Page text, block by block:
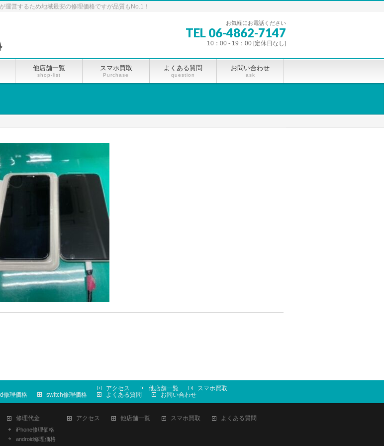
営するため地域最安の修理価格ですが品質もNo.1！
お気軽にお電話ください
TEL 06-4862-7147
10：00 - 19：00 [定休日なし]
他店舗一覧
shop-list
スマホ買取
Purchase
よくある質問
question
お問い合わせ
ask
修理価格 switch修理価格
アクセス 他店舗一覧
スマホ買取
よくある質問
お問い合わせ
修理代金
iPhone修理価格
android修理価格
アクセス 他店舗一覧 スマホ買取 よくある質問